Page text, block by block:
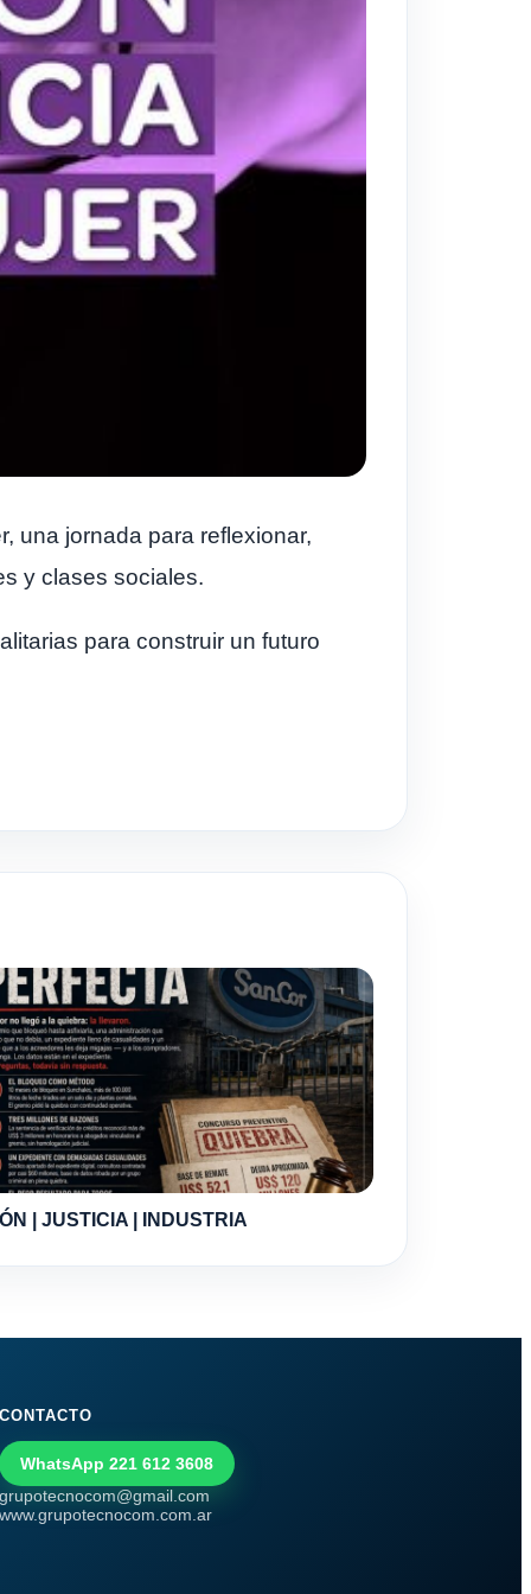
una jornada para reflexionar,
y clases sociales.
para construir un futuro
| JUSTICIA | INDUSTRIA
WhatsApp 221 612 3608